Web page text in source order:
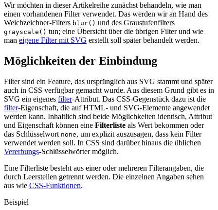
Wir möchten in dieser Artikelreihe zunächst behandeln, wie man
einen vorhandenen Filter verwendet. Das werden wir an Hand des
Weichzeichner-Filters blur() und des Graustufenfilters
grayscale() tun; eine Übersicht über die übrigen Filter und wie
man eigene Filter mit SVG erstellt soll später behandelt werden.
Möglichkeiten der Einbindung
Filter sind ein Feature, das ursprünglich aus SVG stammt und später
auch in CSS verfügbar gemacht wurde. Aus diesem Grund gibt es in
SVG ein eigenes filter-Attribut. Das CSS-Gegenstück dazu ist die
filter-Eigenschaft, die auf HTML- und SVG-Elemente angewendet
werden kann. Inhaltlich sind beide Möglichkeiten identisch, Attribut
und Eigenschaft können eine Filterliste als Wert bekommen oder
das Schlüsselwort none, um explizit auszusagen, dass kein Filter
verwendet werden soll. In CSS sind darüber hinaus die üblichen
Vererbungs-Schlüsselwörter möglich.
Eine Filterliste besteht aus einer oder mehreren Filterangaben, die
durch Leerstellen getrennt werden. Die einzelnen Angaben sehen
aus wie CSS-Funktionen.
Beispiel